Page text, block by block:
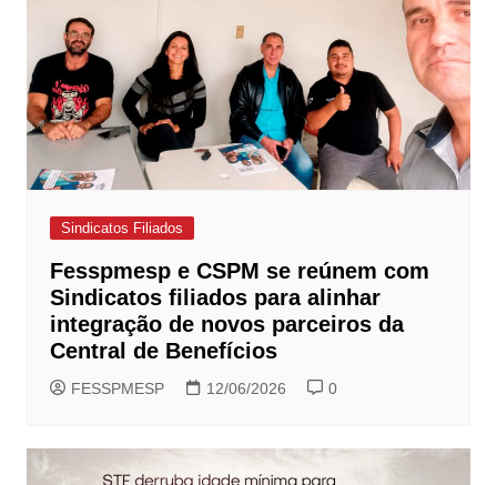
Sindicatos Filiados
Fesspmesp e CSPM se reúnem com
Sindicatos filiados para alinhar
integração de novos parceiros da
Central de Benefícios
FESSPMESP 12/06/2026 0